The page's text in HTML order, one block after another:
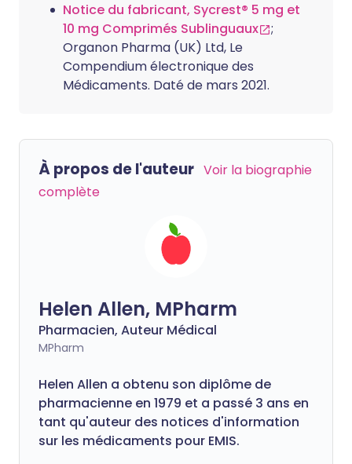
Notice du fabricant, Sycrest® 5 mg et
10 mg Comprimés Sublinguaux
;
Organon Pharma (UK) Ltd, Le
Compendium électronique des
Médicaments. Daté de mars 2021.
À propos de l'auteur Voir la biographie
complète
Helen Allen, MPharm
Pharmacien, Auteur Médical
MPharm
Helen Allen a obtenu son diplôme de
pharmacienne en 1979 et a passé 3 ans en
tant qu'auteur des notices d'information
sur les médicaments pour EMIS.